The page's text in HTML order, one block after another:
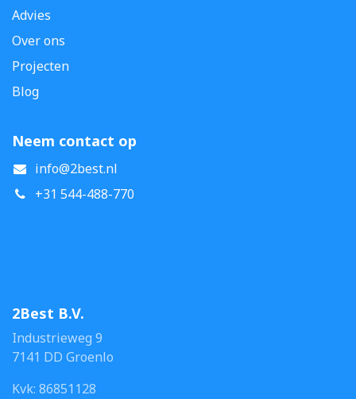
Advies
Over ons
Projecten
Blog
Neem contact op
info@2best.nl
+31 544-488-770
2Best B.V.
Industrieweg 9
7141 DD Groenlo
Kvk: 86851128